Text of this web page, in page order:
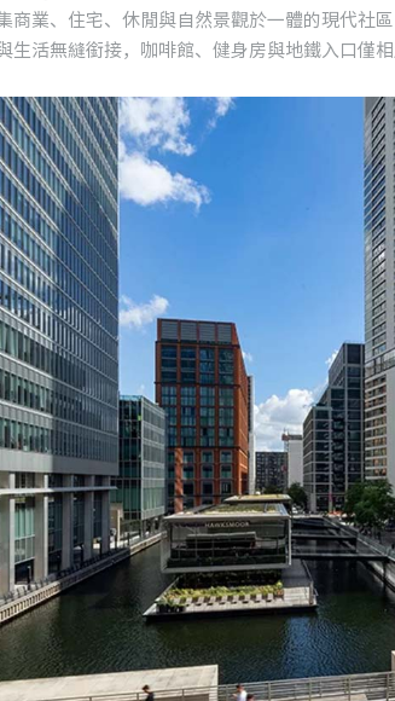
商業、住宅、休閒與自然景觀於一體的現代社
生活無縫銜接，咖啡館、健身房與地鐵入口僅